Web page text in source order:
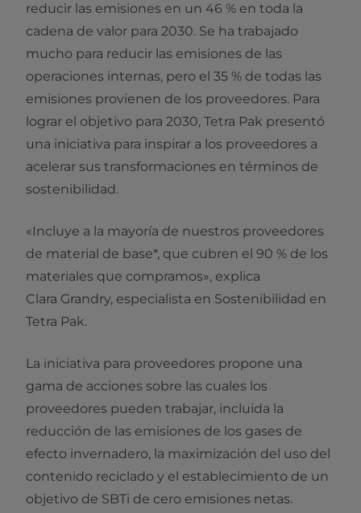
reducir las emisiones en un 46 % en toda la
cadena de valor para 2030. Se ha trabajado
mucho para reducir las emisiones de las
operaciones internas, pero el 35 % de todas las
emisiones provienen de los proveedores. Para
lograr el objetivo para 2030, Tetra Pak presentó
una iniciativa para inspirar a los proveedores a
acelerar sus transformaciones en términos de
sostenibilidad.
«Incluye a la mayoría de nuestros proveedores
de material de base*, que cubren el 90 % de los
materiales que compramos», explica
Clara Grandry, especialista en Sostenibilidad en
Tetra Pak.
La iniciativa para proveedores propone una
gama de acciones sobre las cuales los
proveedores pueden trabajar, incluida la
reducción de las emisiones de los gases de
efecto invernadero, la maximización del uso del
contenido reciclado y el establecimiento de un
objetivo de SBTi de cero emisiones netas.